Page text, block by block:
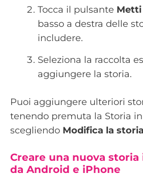
Tocca il pulsante Metti
basso a destra delle
includere.
Seleziona la raccolta
aggiungere la storia.
Puoi aggiungere ulteriori
tenendo premuta la Storia
scegliendo Modifica la
Creare una nuova storia
da Android e iPhone